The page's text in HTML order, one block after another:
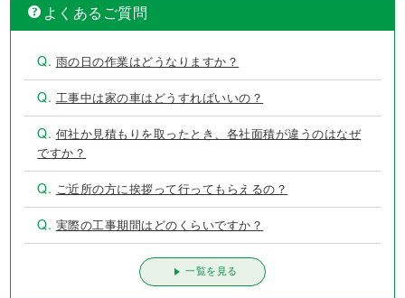
よくあるご質問
Q. 雨の日の作業はどうなりますか？
Q. 工事中は家の車はどうすればいいの？
Q. 何社か見積もりを取ったとき、各社面積が違うのはなぜ
ですか？
Q. ご近所の方に挨拶って行ってもらえるの？
Q. 実際の工事期間はどのくらいですか？
一覧を見る